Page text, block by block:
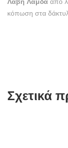
κόπωση στα
Σχετικά